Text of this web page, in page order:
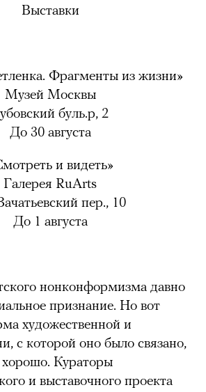
Выставки
Фрагменты из жизни»
Музей Москвы
буль.р, 2
До 30 августа
и видеть»
Галерея RuArts
пер., 10
До 1 августа
нонконформизма давно
признание. Но вот
художественной и
с которой оно было связано,
хорошо. Кураторы
и выставочного проекта